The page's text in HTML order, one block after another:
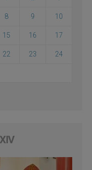
8 9 10
15 16 17
22 23 24